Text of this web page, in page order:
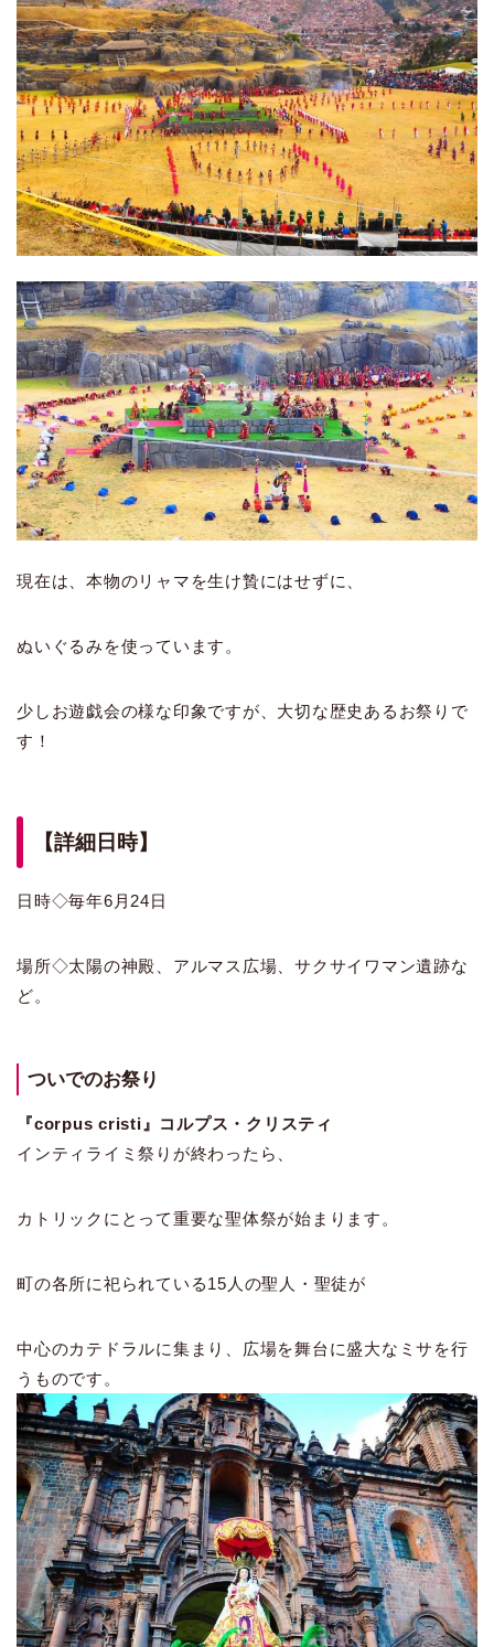
現在は、本物のリャマを生け贄にはせずに、
ぬいぐるみを使っています。
少しお遊戯会の様な印象ですが、大切な歴史あるお祭りで
す！
【詳細日時】
日時◇毎年6月24日
場所◇太陽の神殿、アルマス広場、サクサイワマン遺跡な
ど。
ついでのお祭り
『corpus cristi』コルプス・クリスティ
インティライミ祭りが終わったら、
カトリックにとって重要な聖体祭が始まります。
町の各所に祀られている15人の聖人・聖徒が
中心のカテドラルに集まり、広場を舞台に盛大なミサを行
うものです。